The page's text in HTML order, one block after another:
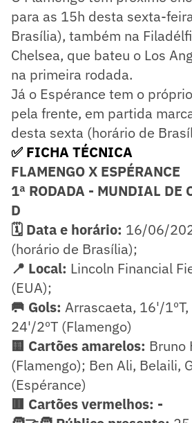
para as 15h desta sexta-
Brasília), também na
Chelsea, que bateu o Los
na primeira rodada.
Já o Espérance tem o
pela frente, em partida
desta sexta (horário de
✅ FICHA TÉCNICA
FLAMENGO X ESPÉRANCE
1ª RODADA - MUNDIAL DE
D
🗓️ Data e horário: 16/06/
(horário de Brasília);
📍 Local: Lincoln Financial
(EUA);
🥅 Gols: Arrascaeta, 16'/1ºT,
24'/2ºT (Flamengo)
🟨 Cartões amarelos: Bruno
(Flamengo); Ben Ali, Belaili,
(Espérance)
🟥 Cartões vermelhos: -